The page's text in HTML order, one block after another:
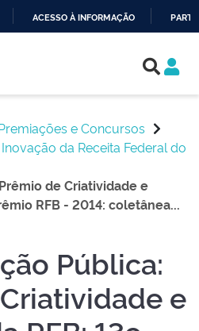
ACESSO À INFORMAÇÃO
e Concursos
da Receita Federal do
de Criatividade e
RFB - 2014: coletânea...
Pública:
e